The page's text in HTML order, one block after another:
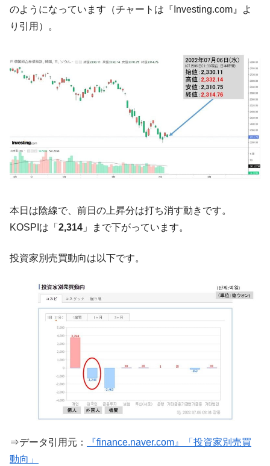
落！
『Money1』
韓国「2026年07月の輸出入」絶好調。半導
体だけで410億ドル、輸出全体の41％もある
韓国･李在明「青年層の雇用状況が悪い。せ
や、若者に起業させよう」⇒ どんな雇用対策だソレ。
『Money1』
【韓国の外貨準備】2026年07月は4,279億ド
ル。外平債の発行「19.4億ドル」
韓国「ここは北朝鮮なのか。選管がサーバ
ーにウソのデータを入力したのは明白だ」
言。
『Money1』
韓国は「中国と同じく」投資に不適格な国
『Money1』
韓国･外為取引量「1日当たり1,214.4億ド
ル」まで拡大 ⇒ 海外資金の動きに強く左右される状態
『Money1』
韓国･帰ってきた李在明。李在明を支持しな
い「50.5％」に上昇
『Money1』
韓国大統領府ボンクラ政策室長が告発され
た ⇒ 国家が行った恐るべき株価操作であり、空前の国政壟
『Money1』
韓国･警察職員が「丸刈りになって抗議活
『Money1』
中国だけが鉄鋼輸出を異常増加させる ⇒ 中
国の過剰生産が世界を蝕む。
のようになっています（チャートは『Investing.com』よ
り引用）。
本日は陰線で、前日の上昇分は打ち消す動きです。
KOSPIは「 2,314 」まで下がっています。
投資家別売買動向は以下です。
⇒データ引用元：
『finance.naver.com』「投資家別売買
動向」